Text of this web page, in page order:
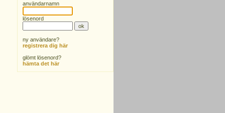
användarnamn
lösenord
ny användare?
registrera dig här
glömt lösenord?
hämta det här